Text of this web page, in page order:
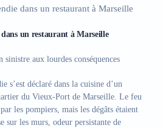
un restaurant à Marseille
sinistre aux lourdes conséquences
s’est déclaré dans la cuisine d’un
du Vieux-Port de Marseille. Le feu
les pompiers, mais les dégâts étaient
sur les murs, odeur persistante de